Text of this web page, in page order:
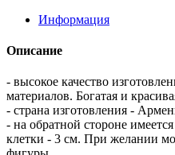
Информация
Описание
- высокое качество
материалов. Богатая и
- страна изготовления -
- на обратной стороне
клетки - 3 см. При желании